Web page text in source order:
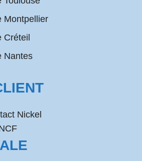
Montpellier
Créteil
Nantes
Nickel